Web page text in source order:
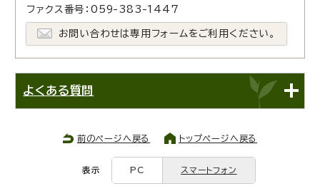
ファクス番号：059-383-1447
お問い合わせは専用フォームをご利用ください。
よくある質問
前のページへ戻る トップページへ戻る
表示 PC スマートフォン